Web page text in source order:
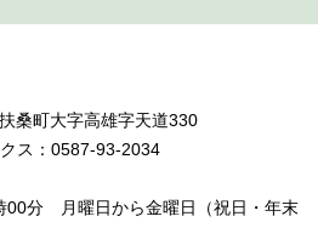
桑町大字高雄字天道330
ス：0587-93-2034
00分 月曜日から金曜日（祝日・年末